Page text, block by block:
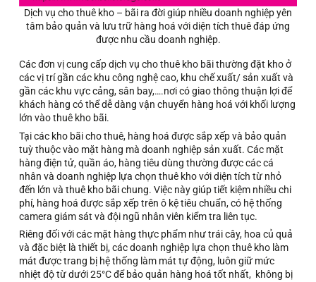
Dịch vụ cho thuê kho – bãi ra đời giúp nhiều doanh nghiệp yên
tâm bảo quản và lưu trữ hàng hoá với diện tích thuê đáp ứng
được nhu cầu doanh nghiệp.
Các đơn vị cung cấp dịch vụ cho thuê kho bãi thường đặt kho ở
các vị trí gần các khu công nghệ cao, khu chế xuất/ sản xuất và
gần các khu vực cảng, sân bay,….nơi có giao thông thuận lợi để
khách hàng có thể dễ dàng vận chuyển hàng hoá với khối lượng
lớn vào thuê kho bãi.
Tại các kho bãi cho thuê, hàng hoá được sắp xếp và bảo quản
tuỳ thuộc vào mặt hàng mà doanh nghiệp sản xuất. Các mặt
hàng điện tử, quần áo, hàng tiêu dùng thường được các cá
nhân và doanh nghiệp lựa chọn thuê kho với diện tích từ nhỏ
đến lớn và thuê kho bãi chung. Việc này giúp tiết kiệm nhiều chi
phí, hàng hoá được sắp xếp trên ô kệ tiêu chuẩn, có hệ thống
camera giám sát và đội ngũ nhân viên kiểm tra liên tục.
Riêng đối với các mặt hàng thực phẩm như trái cây, hoa củ quả
và đặc biệt là thiết bị, các doanh nghiệp lựa chọn thuê kho làm
mát được trang bị hệ thống làm mát tự động, luôn giữ mức
nhiệt độ từ dưới 25°C để bảo quản hàng hoá tốt nhất, không bị